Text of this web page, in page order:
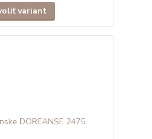
variant